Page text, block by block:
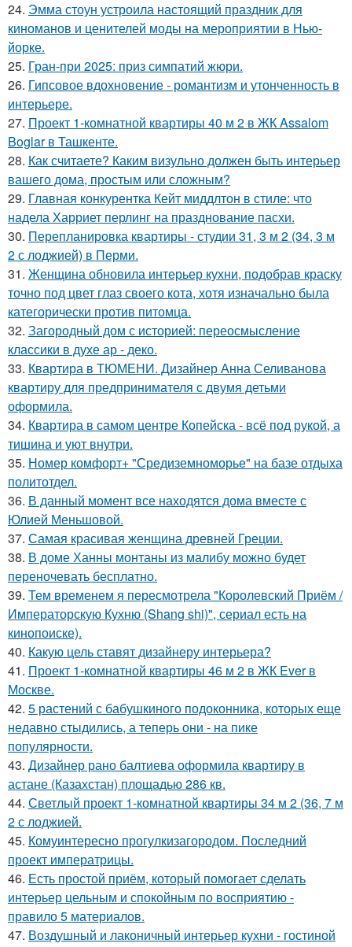
24. Эмма стоун устроила настоящий праздник для
киноманов и ценителей моды на мероприятии в Нью-
йорке.
25. Гран-при 2025: приз симпатий жюри.
26. Гипсовое вдохновение - романтизм и утонченность в
интерьере.
27. Проект 1-комнатной квартиры 40 м 2 в ЖК Assalom
Boglar в Ташкенте.
28. Как считаете? Каким визульно должен быть интерьер
вашего дома, простым или сложным?
29. Главная конкурентка Кейт миддлтон в стиле: что
надела Харриет перлинг на празднование пасхи.
30. Перепланировка квартиры - студии 31, 3 м 2 (34, 3 м
2 с лоджией) в Перми.
31. Женщина обновила интерьер кухни, подобрав краску
точно под цвет глаз своего кота, хотя изначально была
категорически против питомца.
32. Загородный дом с историей: переосмысление
классики в духе ар - деко.
33. Квартира в ТЮМЕНИ. Дизайнер Анна Селиванова
квартиру для предпринимателя с двумя детьми
оформила.
34. Квартира в самом центре Копейска - всё под рукой, а
тишина и уют внутри.
35. Номер комфорт+ "Средиземноморье" на базе отдыха
политотдел.
36. В данный момент все находятся дома вместе с
Юлией Меньшовой.
37. Самая красивая женщина древней Греции.
38. В доме Ханны монтаны из малибу можно будет
переночевать бесплатно.
39. Тем временем я пересмотрела "Королевский Приём /
Императорскую Кухню (Shang shi)", сериал есть на
кинопоиске).
40. Какую цель ставят дизайнеру интерьера?
41. Проект 1-комнатной квартиры 46 м 2 в ЖК Ever в
Москве.
42. 5 растений с бабушкиного подоконника, которых еще
недавно стыдились, а теперь они - на пике
популярности.
43. Дизайнер рано балтиева оформила квартиру в
астане (Казахстан) площадью 286 кв.
44. Светлый проект 1-комнатной квартиры 34 м 2 (36, 7 м
2 с лоджией.
45. Комуинтересно прогулкизагородом. Последний
проект императрицы.
46. Есть простой приём, который помогает сделать
интерьер цельным и спокойным по восприятию -
правило 5 материалов.
47. Воздушный и лаконичный интерьер кухни - гостиной